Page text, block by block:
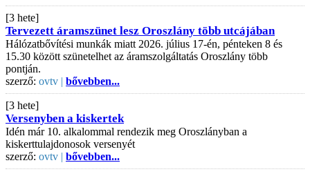
[3 hete]
Tervezett áramszünet lesz Oroszlány több utcájában
Hálózatbővítési munkák miatt 2026. július 17-én, pénteken 8 és
15.30 között szünetelhet az áramszolgáltatás Oroszlány több
pontján.
szerző: ovtv | bővebben...
[3 hete]
Versenyben a kiskertek
Idén már 10. alkalommal rendezik meg Oroszlányban a
kiskerttulajdonosok versenyét
szerző: ovtv | bővebben...